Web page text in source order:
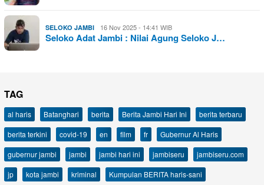
SELOKO JAMBI 16 Nov 2025 - 14:41 WIB
Seloko Adat Jambi : Nilai Agung Seloko J…
TAG
al haris Batanghari berita Berita Jambi Hari Ini
berita terbaru
berita terkini
covid-19 en film fr
Gubernur Al Haris
gubernur jambi
jambi jambi hari ini jambiseru
jambiseru.com
jp
kota jambi kriminal
Kumpulan BERITA haris-sani